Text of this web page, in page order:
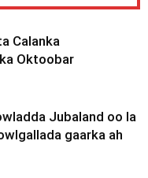
Calanka
Oktoobar
Jubaland oo la
gaarka ah